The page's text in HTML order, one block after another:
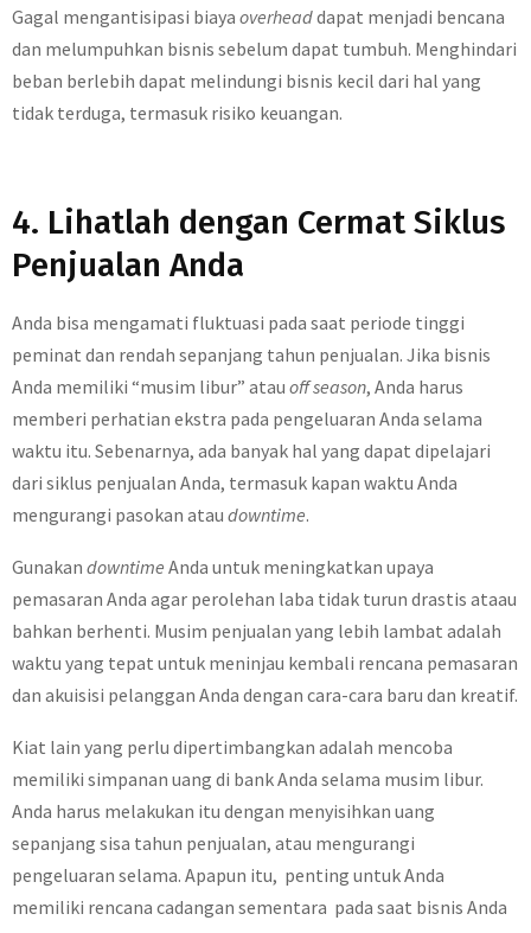
Gagal mengantisipasi biaya overheaddapat menjadi bencana
dan melumpuhkan bisnis sebelum dapat tumbuh. Menghindari
beban berlebih dapat melindungi bisnis kecil dari hal yang
tidak terduga, termasuk risiko keuangan.
4. Lihatlah dengan Cermat Siklus
Penjualan Anda
Anda bisa mengamati fluktuasi pada saat periode tinggi
peminat dan rendah sepanjang tahun penjualan. Jika bisnis
Anda memiliki “musim libur” atau off season, Anda harus
memberi perhatian ekstra pada pengeluaran Anda selama
waktu itu. Sebenarnya, ada banyak hal yang dapat dipelajari
dari siklus penjualan Anda, termasuk kapan waktu Anda
mengurangi pasokan atau downtime.
Gunakan downtime Anda untuk meningkatkan upaya
pemasaran Anda agar perolehan laba tidak turun drastis ataau
bahkan berhenti. Musim penjualan yang lebih lambat adalah
waktu yang tepat untuk meninjau kembali rencana pemasaran
dan akuisisi pelanggan Anda dengan cara-cara baru dan kreatif.
Kiat lain yang perlu dipertimbangkan adalah mencoba
memiliki simpanan uang di bank Anda selama musim libur.
Anda harus melakukan itu dengan menyisihkan uang
sepanjang sisa tahun penjualan, atau mengurangi
pengeluaran selama. Apapun itu, penting untuk Anda
memiliki rencana cadangan sementara pada saat bisnis Anda